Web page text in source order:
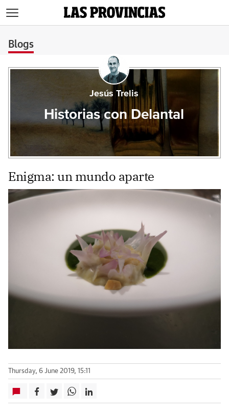
Blogs
Jesús Trelis
Historias con Delantal
Enigma: un mundo aparte
Thursday, 6 June 2019, 15:11